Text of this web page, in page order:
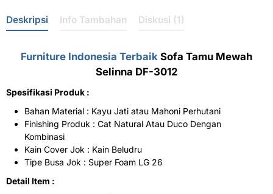
Deskripsi Info Tambahan Diskusi (1)
Furniture Indonesia Terbaik Sofa Tamu Mewah
Selinna DF-3012
Spesifikasi Produk :
Bahan Material : Kayu Jati atau Mahoni Perhutani
Finishing Produk : Cat Natural Atau Duco Dengan
Kombinasi
Kain Cover Jok : Kain Beludru
Tipe Busa Jok : Super Foam LG 26
Detail Item :